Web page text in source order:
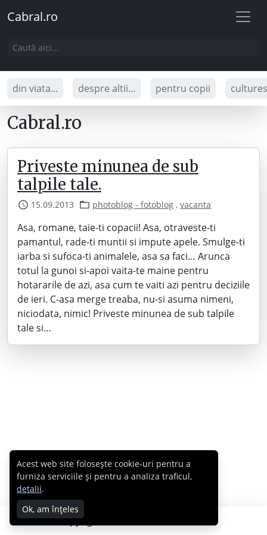
Cabral.ro
din viata... despre altii... pentru copii
Cabral.ro
Priveste minunea de sub
talpile tale.
15.09.2013 photoblog - fotoblog ,vacanta
Asa, romane, taie-ti copacii! Asa, otraveste-ti
pamantul, rade-ti muntii si impute apele. Smulge-ti
iarba si sufoca-ti animalele, asa sa faci… Arunca
totul la gunoi si-apoi vaita-te maine pentru
hotararile de azi, asa cum te vaiti azi pentru deciziile
de ieri. C-asa merge treaba, nu-si asuma nimeni,
niciodata, nimic! Priveste minunea de sub talpile
tale si…
Copyright © 2007 - 2026 Cabral.ro
Acest web site folosește cookie-uri pentru a
furniza serviciile și pentru a analiza traficul,
detalii.
Ok, am înțeles